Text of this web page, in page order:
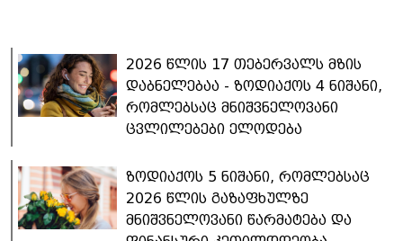
2026 წლის 17 თებერვალს მზის
დაბნელებაა - ზოდიაქოს 4 ნიშანი,
რომლებსაც მნიშვნელოვანი
ცვლილებები ელოდება
ზოდიაქოს 5 ნიშანი, რომლებსაც
2026 წლის გაზაფხულზე
მნიშვნელოვანი წარმატება და